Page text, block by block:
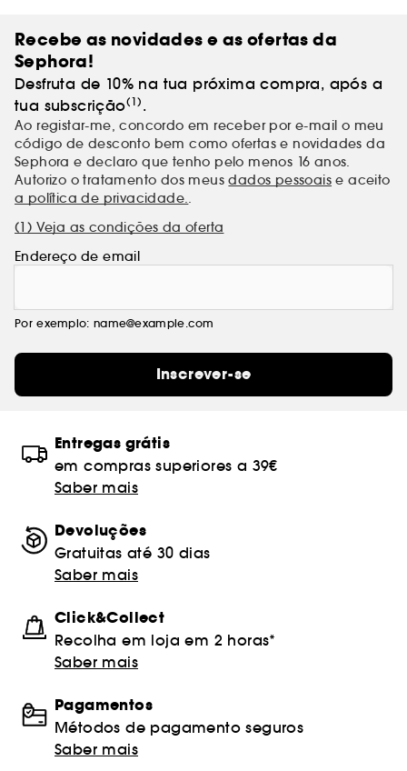
Recebe as novidades e as ofertas da
Sephora!
Desfruta de 10% na tua próxima compra, após a
tua subscrição(1) .
Ao registar-me, concordo em receber por e-mail o meu
código de desconto bem como ofertas e novidades da
Sephora e declaro que tenho pelo menos 16 anos.
Autorizo o tratamento dos meusdados pessoais e aceito
a política de privacidade..
(1) Veja as condições da oferta
Endereço de email
Por exemplo: name@example.com
Inscrever-se
Entregas grátis
em compras superiores a 39€
Saber mais
Devoluções
Gratuitas até 30 dias
Saber mais
Click&Collect
Recolha em loja em 2 horas*
Saber mais
Pagamentos
Métodos de pagamento seguros
Saber mais